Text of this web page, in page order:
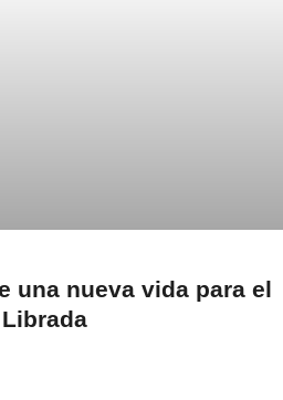
una nueva vida para el